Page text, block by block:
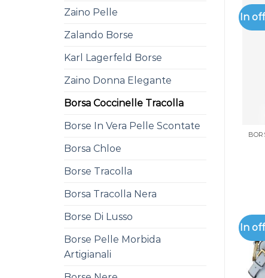
Zaino Pelle
Zalando Borse
Karl Lagerfeld Borse
Zaino Donna Elegante
Borsa Coccinelle Tracolla
Borse In Vera Pelle Scontate
Borsa Chloe
Borse Tracolla
Borsa Tracolla Nera
Borse Di Lusso
Borse Pelle Morbida
Artigianali
In
In